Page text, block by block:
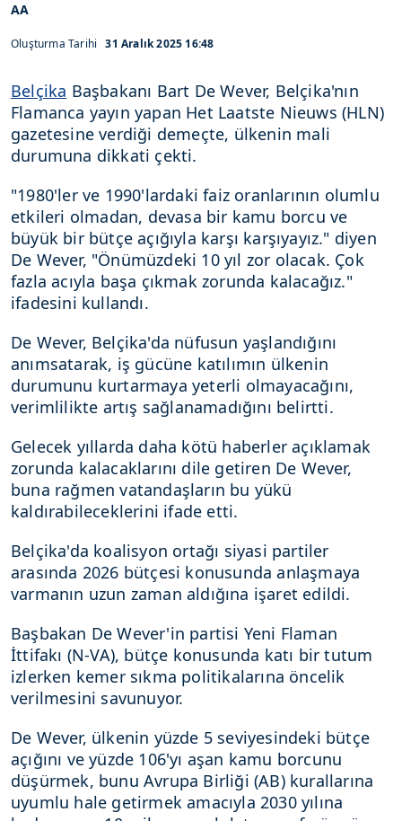
AA
Oluşturma Tarihi 31 Aralık 2025 16:48
Belçika Başbakanı Bart De Wever, Belçika'nın
Flamanca yayın yapan Het Laatste Nieuws (HLN)
gazetesine verdiği demeçte, ülkenin mali
durumuna dikkati çekti.
"1980'ler ve 1990'lardaki faiz oranlarının olumlu
etkileri olmadan, devasa bir kamu borcu ve
büyük bir bütçe açığıyla karşı karşıyayız." diyen
De Wever, "Önümüzdeki 10 yıl zor olacak. Çok
fazla acıyla başa çıkmak zorunda kalacağız."
ifadesini kullandı.
De Wever, Belçika'da nüfusun yaşlandığını
anımsatarak, iş gücüne katılımın ülkenin
durumunu kurtarmaya yeterli olmayacağını,
verimlilikte artış sağlanamadığını belirtti.
Gelecek yıllarda daha kötü haberler açıklamak
zorunda kalacaklarını dile getiren De Wever,
buna rağmen vatandaşların bu yükü
kaldırabileceklerini ifade etti.
Belçika'da koalisyon ortağı siyasi partiler
arasında 2026 bütçesi konusunda anlaşmaya
varmanın uzun zaman aldığına işaret edildi.
Başbakan De Wever'in partisi Yeni Flaman
İttifakı (N-VA), bütçe konusunda katı bir tutum
izlerken kemer sıkma politikalarına öncelik
verilmesini savunuyor.
De Wever, ülkenin yüzde 5 seviyesindeki bütçe
açığını ve yüzde 106'yı aşan kamu borcunu
düşürmek, bunu Avrupa Birliği (AB) kurallarına
uyumlu hale getirmek amacıyla 2030 yılına